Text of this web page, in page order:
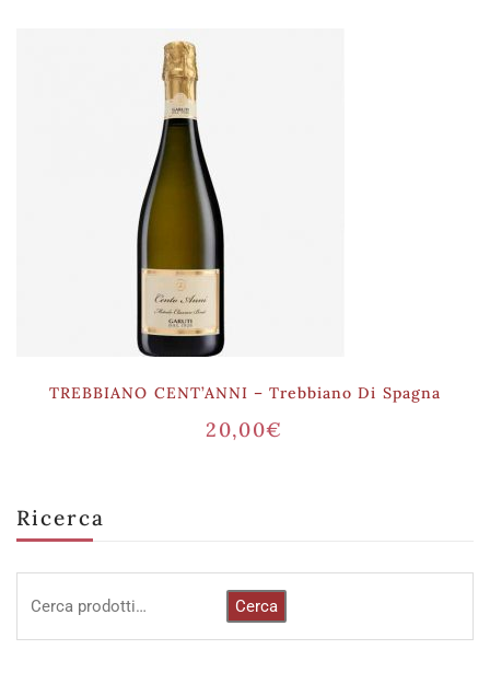
Ricerca
Cerca
TREBBIANO CENT’ANNI – Trebbiano Di Spagna
20,00€